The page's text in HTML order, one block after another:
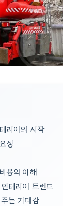
리어의 시작
성
용의 이해
테리어 트렌드
는 기대감